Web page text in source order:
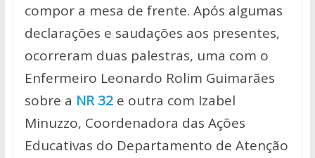
compor a mesa de frente. Após algumas
declarações e saudações aos presentes,
ocorreram duas palestras, uma com o
Enfermeiro Leonardo Rolim Guimarães
sobre a NR 32e outra com Izabel
Minuzzo, Coordenadora das Ações
Educativas do Departamento de Atenção